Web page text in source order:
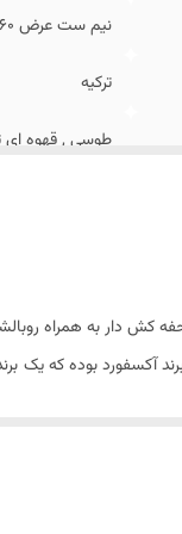
مدل روبالشی
پاکتی
نیم ست عرض ۱۶۰ - کش دار
ترکیه
طوسی , قهوه ای
۲ عدد
دار به همراه
زیر است :